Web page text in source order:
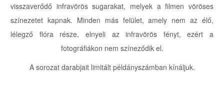
visszaverődő infravörös sugarakat, melyek a filmen vöröses
színezetet kapnak. Minden más felület, amely nem az élő,
lélegző flóra része, elnyeli az infravörös fényt, ezért a
fotográfiákon nem színeződik el.
A sorozat darabjait limitált példányszámban kínáljuk.